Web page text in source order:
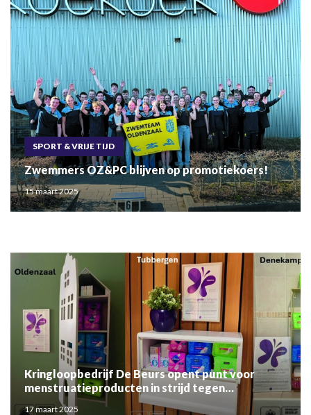
SPORT & VRIJE TIJD
Zwemmers OZ&PC blijven op promotiekoers!
15 maart 2025
Kringloopbedrijf De Beurs opent punt voor
menstruatieproducten in strijd tegen
menstruatiearmoede
17 maart 2025